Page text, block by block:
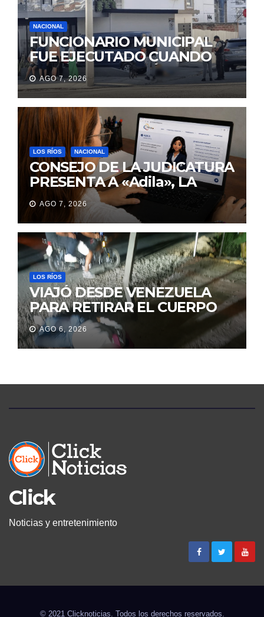
NACIONAL
FUNCIONARIO MUNICIPAL
FUE EJECUTADO CUANDO
IBA A UNA REUNIÓN DE
TRABAJO EN MANTA
AGO 7, 2026
LOS RÍOS NACIONAL
CONSEJO DE LA JUDICATURA
PRESENTA A «Adila», LA
ASISTENTE VIRTUAL QUE
ORIENTA A LA CIUDADANÍA
SOBRE TRÁMITES
JUDICIALES
AGO 7, 2026
LOS RÍOS
VIAJÓ DESDE VENEZUELA
PARA RETIRAR EL CUERPO
DE SU MARIDO QUE
PERMANECIÓ SEIS DÍAS EN
LA MORGUE
AGO 6, 2026
Click
Noticias y entretenimiento
© 2021 Clicknoticias. Todos los derechos reservados.